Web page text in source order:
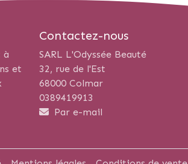
à
et
Contactez-nous
SARL L'Odyssée Beauté
32, rue de l'Est
68000 Colmar
0389419913
Par e-mail